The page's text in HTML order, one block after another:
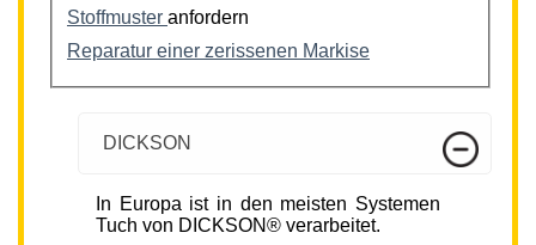
Stoffmuster anfordern
Reparatur einer zerissenen Markise
DICKSON
In Europa ist in den meisten Systemen
Tuch von DICKSON® verarbeitet.